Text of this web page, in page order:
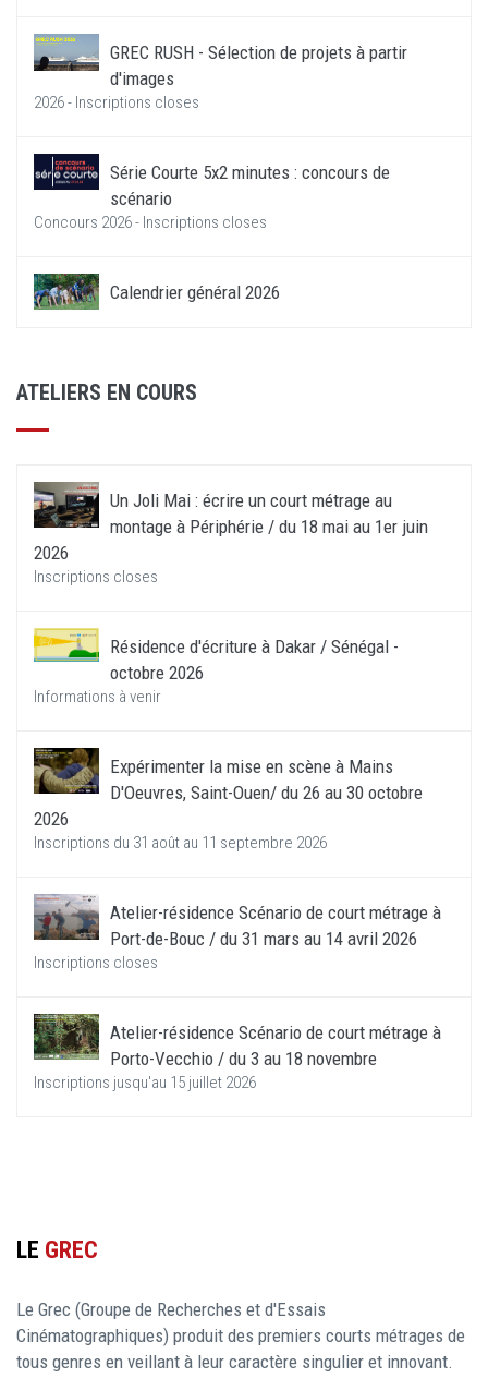
GREC RUSH - Sélection de projets à partir
d'images
2026 - Inscriptions closes
Série Courte 5x2 minutes : concours de
scénario
Concours 2026 - Inscriptions closes
Calendrier général 2026
ATELIERS EN COURS
Un Joli Mai : écrire un court métrage au
montage à Périphérie / du 18 mai au 1er juin
2026
Inscriptions closes
Résidence d'écriture à Dakar / Sénégal -
octobre 2026
Informations à venir
Expérimenter la mise en scène à Mains
D'Oeuvres, Saint-Ouen/ du 26 au 30 octobre
2026
Inscriptions du 31 août au 11 septembre 2026
Atelier-résidence Scénario de court métrage à
Port-de-Bouc / du 31 mars au 14 avril 2026
Inscriptions closes
Atelier-résidence Scénario de court métrage à
Porto-Vecchio / du 3 au 18 novembre
Inscriptions jusqu'au 15 juillet 2026
LE GREC
Le Grec (Groupe de Recherches et d'Essais
Cinématographiques) produit des premiers courts métrages de
tous genres en veillant à leur caractère singulier et innovant.